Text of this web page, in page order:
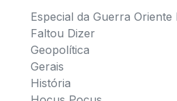
Especial da Guerra Oriente
Faltou Dizer
Geopolítica
Gerais
História